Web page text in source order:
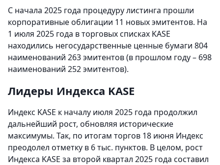
С начала 2025 года процедуру листинга прошли
корпоративные облигации 11 новых эмитентов. На
1 июля 2025 года в торговых списках KASE
находились негосударственные ценные бумаги 804
наименований 263 эмитентов (в прошлом году – 698
наименований 252 эмитентов).
Лидеры Индекса KASE
Индекс KASE к началу июля 2025 года продолжил
дальнейший рост, обновляя исторические
максимумы. Так, по итогам торгов 18 июня Индекс
преодолел отметку в 6 тыс. пунктов. В целом, рост
Индекса KASE за второй квартал 2025 года составил